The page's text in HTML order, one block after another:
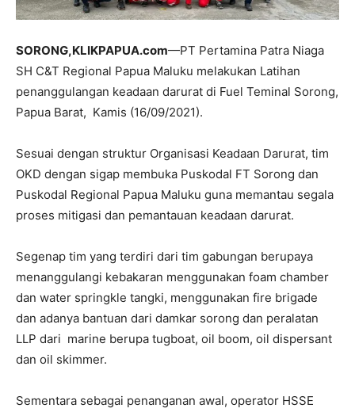
SORONG,KLIKPAPUA.com—PT Pertamina Patra Niaga
SH C&T Regional Papua Maluku melakukan Latihan
penanggulangan keadaan darurat di Fuel Teminal Sorong,
Papua Barat, Kamis (16/09/2021).
Sesuai dengan struktur Organisasi Keadaan Darurat, tim
OKD dengan sigap membuka Puskodal FT Sorong dan
Puskodal Regional Papua Maluku guna memantau segala
proses mitigasi dan pemantauan keadaan darurat.
Segenap tim yang terdiri dari tim gabungan berupaya
menanggulangi kebakaran menggunakan foam chamber
dan water springkle tangki, menggunakan fire brigade
dan adanya bantuan dari damkar sorong dan peralatan
LLP dari marine berupa tugboat, oil boom, oil dispersant
dan oil skimmer.
Sementara sebagai penanganan awal, operator HSSE